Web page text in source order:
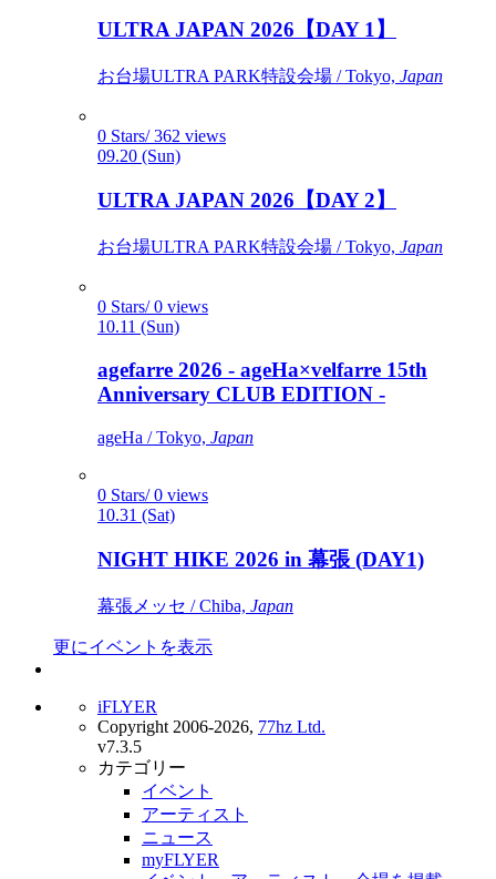
ULTRA JAPAN 2026【DAY 1】
お台場ULTRA PARK特設会場 / Tokyo, Japan
0 Stars/ 362 views
09.20 (Sun)
ULTRA JAPAN 2026【DAY 2】
お台場ULTRA PARK特設会場 / Tokyo, Japan
0 Stars/ 0 views
10.11 (Sun)
agefarre 2026 - ageHa×velfarre 15th
Anniversary CLUB EDITION -
ageHa / Tokyo, Japan
0 Stars/ 0 views
10.31 (Sat)
NIGHT HIKE 2026 in 幕張 (DAY1)
幕張メッセ / Chiba, Japan
更にイベントを表示
iFLYER
Copyright 2006-2026, 77hz Ltd.
v7.3.5
カテゴリー
イベント
アーティスト
ニュース
myFLYER